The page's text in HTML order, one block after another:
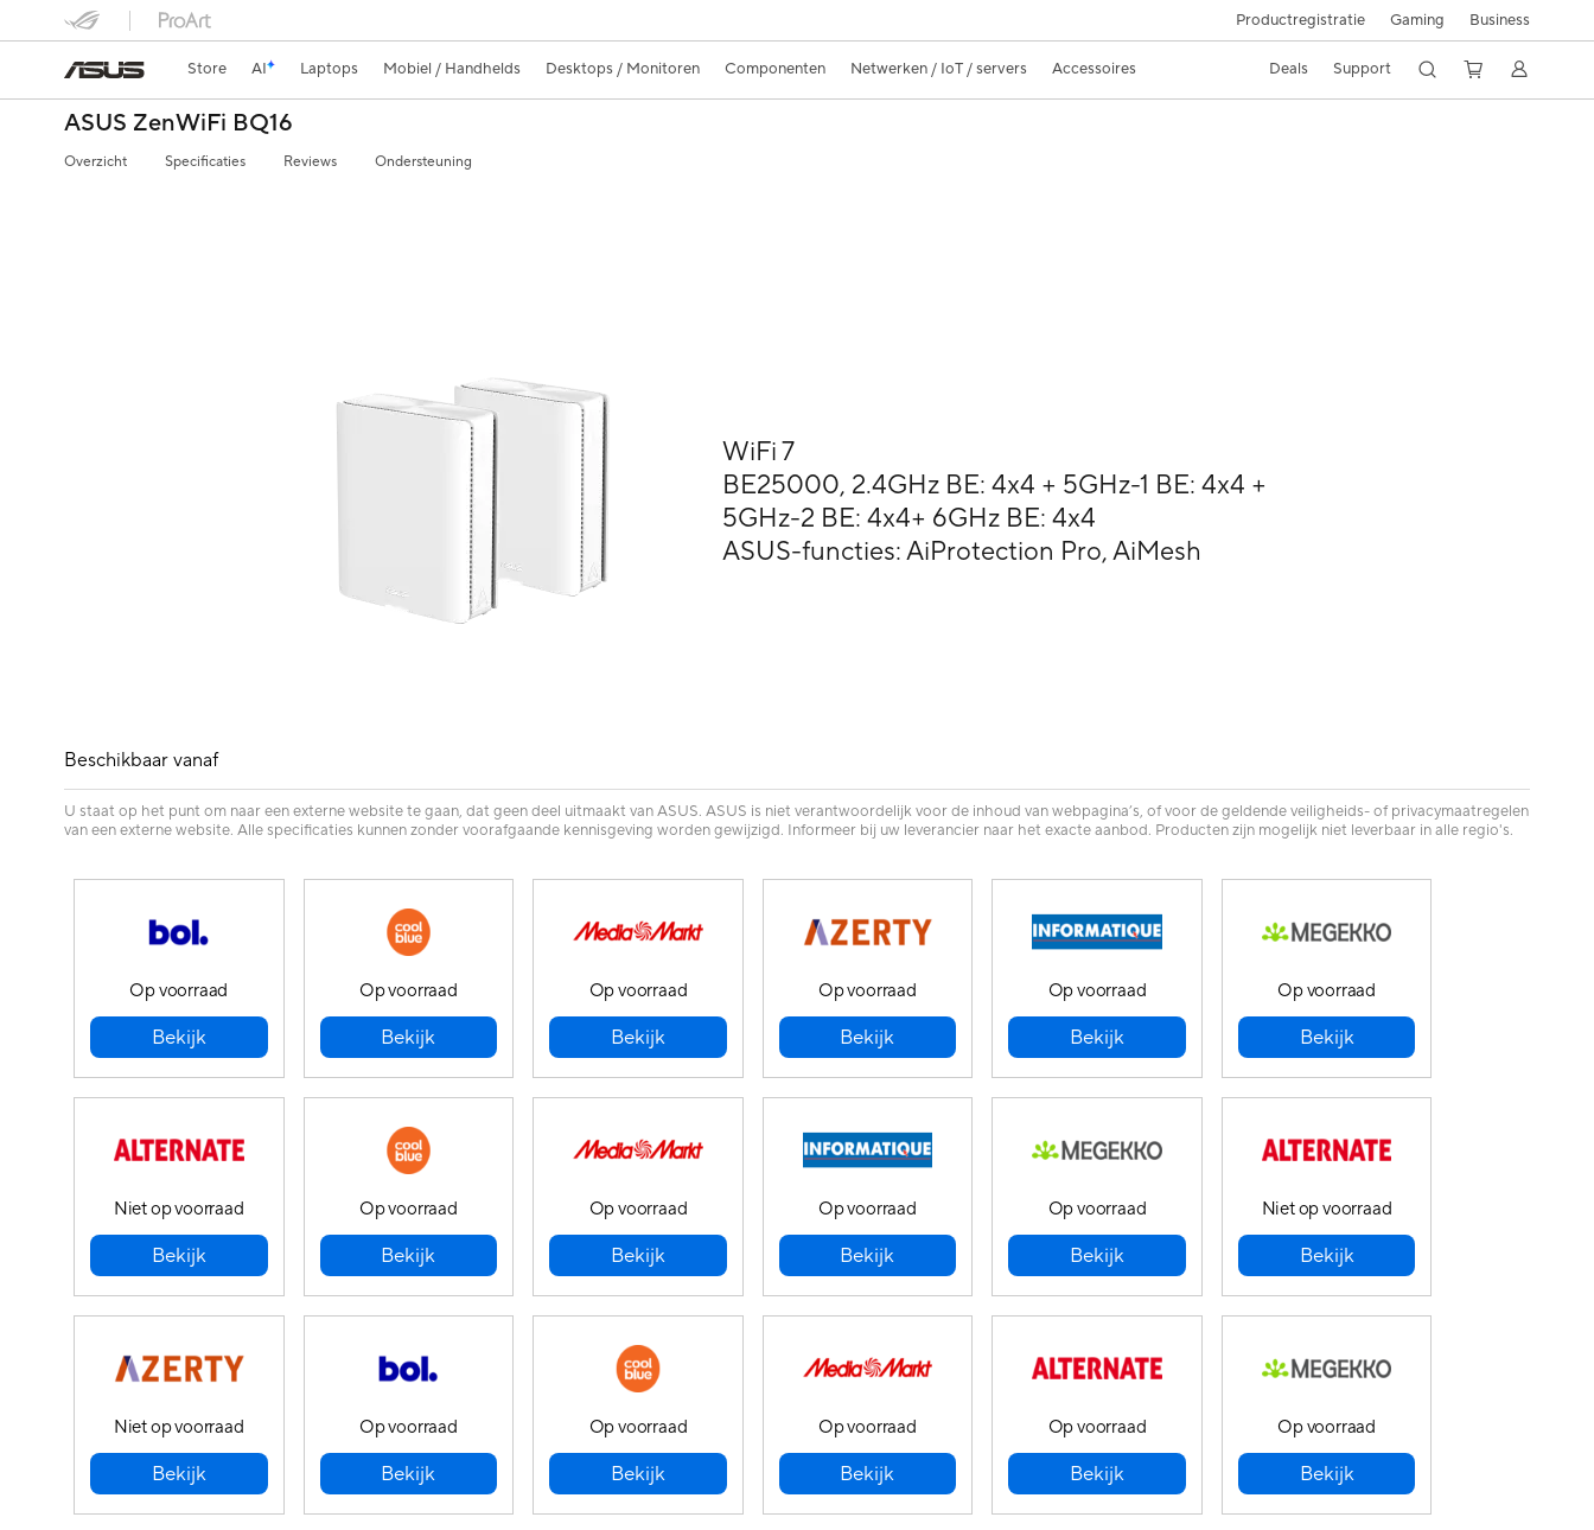
Productregistratie Gaming Business
Store AI Laptops Mobiel / Handhelds Desktops / Monitoren Componenten Netwerken / IoT / servers Accessoires Deals Support
ASUS ZenWiFi BQ16
Overzicht Specificaties Reviews Ondersteuning
WiFi 7
BE25000, 2.4GHz BE: 4x4 + 5GHz-1 BE: 4x4 +
5GHz-2 BE: 4x4+ 6GHz BE: 4x4
ASUS-functies: AiProtection Pro, AiMesh
Beschikbaar vanaf
U staat op het punt om naar een externe website te gaan, dat geen deel uitmaakt van ASUS. ASUS is niet verantwoordelijk voor de inhoud van webpagina’s, of voor de geldende veiligheids- of privacymaatregelen
van een externe website. Alle specificaties kunnen zonder voorafgaande kennisgeving worden gewijzigd. Informeer bij uw leverancier naar het exacte aanbod. Producten zijn mogelijk niet leverbaar in alle regio's.
Op voorraad
Bekijk
Op voorraad
Bekijk
Op voorraad
Bekijk
Op voorraad
Bekijk
Op voorraad
Bekijk
Op voorraad
Bekijk
Niet op voorraad
Bekijk
Op voorraad
Bekijk
Op voorraad
Bekijk
Op voorraad
Bekijk
Op voorraad
Bekijk
Niet op voorraad
Bekijk
Niet op voorraad
Bekijk
Op voorraad
Bekijk
Op voorraad
Bekijk
Op voorraad
Bekijk
Op voorraad
Bekijk
Op voorraad
Bekijk